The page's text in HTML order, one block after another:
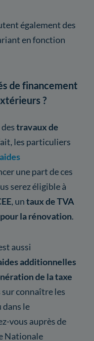
également des
en fonction
de financement
?
travaux de
les particuliers
aides
une part de ces
serez éligible à
, untaux de TVA
la rénovation.
aussi
additionnelles
de la taxe
connaître les
dans le
vous auprès de
Nationale